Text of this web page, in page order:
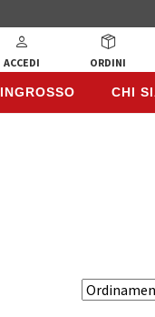
ACCEDI ORDINI
INGROSSO CHI